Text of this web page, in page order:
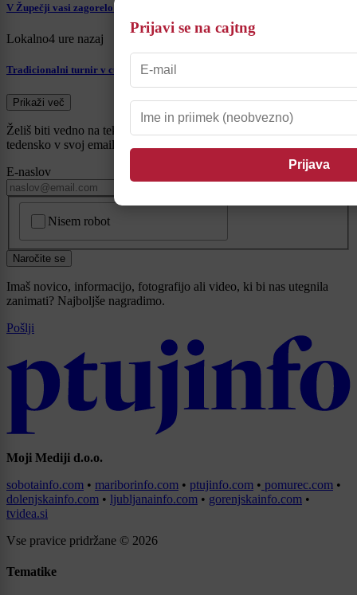
V Župečji vasi zagorelo v naravi, gasilci opozarjajo na odgovorno ravnanje
Lokalno4 ure nazaj
Tradicionalni turnir v curkometu v Lovrencu na Dravskem polju odpovedan
Prikaži več
Želiš biti vedno na tekočem? Prijavi se na novice in dvakrat
tedensko v svoj email nabiralnik prejmi pregled svežih novic.
E-naslov
Nisem robot
Naročite se
Imaš novico, informacijo, fotografijo ali video, ki bi nas utegnila
zanimati? Najboljše nagradimo.
Pošlji
Moji Mediji d.o.o.
sobotainfo.com • mariborinfo.com • ptujinfo.com • pomurec.com •
dolenjskainfo.com • ljubljanainfo.com • gorenjskainfo.com •
tvidea.si
Vse pravice pridržane © 2026
Tematike
Prijavi se na cajtng